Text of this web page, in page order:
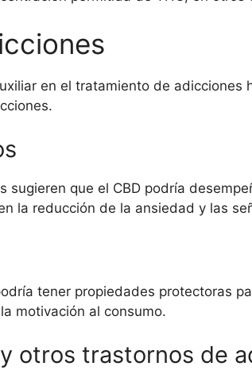
en el tratamiento de
sugieren que el CBD podría
la reducción de la ansiedad y las
tener propiedades protectoras
motivación al consumo.
otros trastornos de